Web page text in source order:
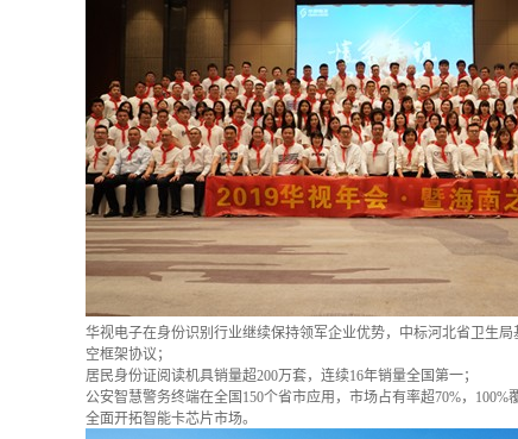
华视电子在身份识别行业继续保持领军企业优势，中标河北省卫生
空框架协议；
居民身份证阅读机具销量超200万套，连续16年销量全国第一；
公安智慧警务终端在全国150个省市应用，市场占有率超70%，
全面开拓智能卡芯片市场。